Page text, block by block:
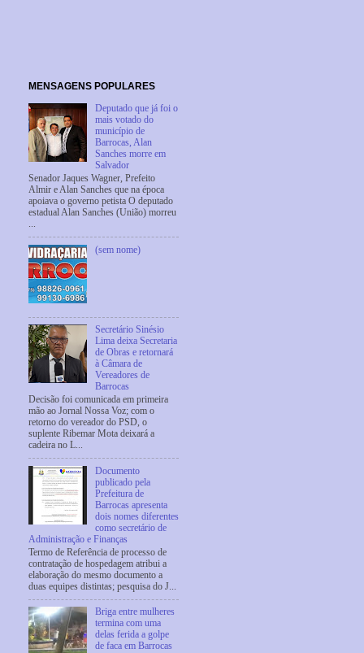
MENSAGENS POPULARES
Deputado que já foi o
mais votado do
município de
Barrocas, Alan
Sanches morre em
Salvador
Senador Jaques Wagner, Prefeito
Almir e Alan Sanches que na época
apoiava o governo petista O deputado
estadual Alan Sanches (União) morreu
...
(sem nome)
Secretário Sinésio
Lima deixa Secretaria
de Obras e retornará
à Câmara de
Vereadores de
Barrocas
Decisão foi comunicada em primeira
mão ao Jornal Nossa Voz; com o
retorno do vereador do PSD, o
suplente Ribemar Mota deixará a
cadeira no L...
Documento
publicado pela
Prefeitura de
Barrocas apresenta
dois nomes diferentes
como secretário de
Administração e Finanças
Termo de Referência de processo de
contratação de hospedagem atribui a
elaboração do mesmo documento a
duas equipes distintas; pesquisa do J...
Briga entre mulheres
termina com uma
delas ferida a golpe
de faca em Barrocas